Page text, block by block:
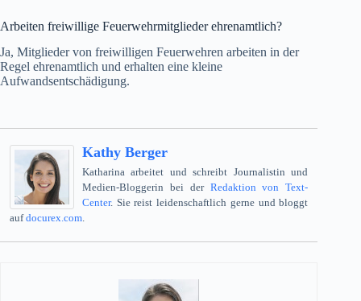
Arbeiten freiwillige Feuerwehrmitglieder ehrenamtlich?
Ja, Mitglieder von freiwilligen Feuerwehren arbeiten in der
Regel ehrenamtlich und erhalten eine kleine
Aufwandsentschädigung.
Kathy Berger
Katharina arbeitet und schreibt Journalistin und
Medien-Bloggerin bei der Redaktion von Text-
Center. Sie reist leidenschaftlich gerne und bloggt
aufdocurex.com.